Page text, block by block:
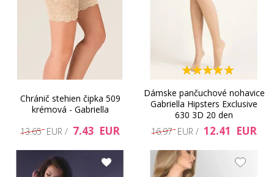
Chránič stehien čipka 509
krémová - Gabriella
13.65 EUR / 7.43 EUR
Dámske pančuchové nohavice
Gabriella Hipsters Exclusive
630 3D 20 den
16.97 EUR / 12.41 EUR